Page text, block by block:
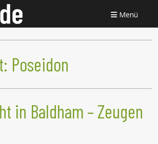
Menü
Poseidon
in Baldham – Zeugen